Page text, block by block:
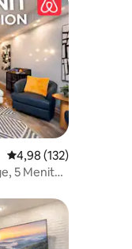
Nilai rata-rata 4,98 dari
4,98 (132)
5 Menit